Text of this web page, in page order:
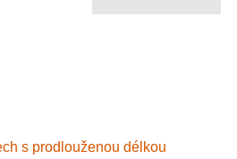
s prodlouženou délkou